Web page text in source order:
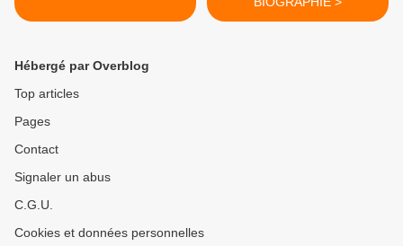
Hébergé par Overblog
Top articles
Pages
Contact
Signaler un abus
C.G.U.
Cookies et données personnelles